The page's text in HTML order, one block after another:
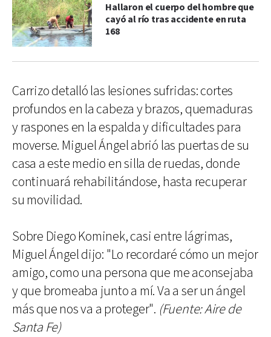
Hallaron el cuerpo del hombre que
cayó al río tras accidente en ruta
168
Carrizo detalló las lesiones sufridas: cortes
profundos en la cabeza y brazos, quemaduras
y raspones en la espalda y dificultades para
moverse. Miguel Ángel abrió las puertas de su
casa a este medio en silla de ruedas, donde
continuará rehabilitándose, hasta recuperar
su movilidad.
Sobre Diego Kominek, casi entre lágrimas,
Miguel Ángel dijo: "Lo recordaré cómo un mejor
amigo, como una persona que me aconsejaba
y que bromeaba junto a mí. Va a ser un ángel
más que nos va a proteger". (Fuente: Aire de
Santa Fe)